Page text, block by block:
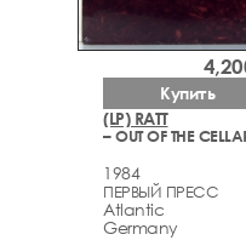
(LP) RATT
– OUT OF THE
1984
ПЕРВЫЙ ПРЕСС
Atlantic
Germany
Купить